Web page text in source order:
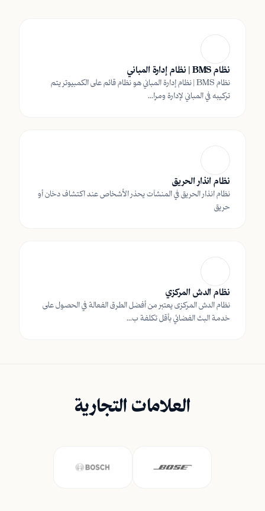
نظام BMS | نظام إدارة المباني
نظام BMS | نظام إدارة المباني هو نظام قائم على الكمبيوتر يتم
تركيبه في المباني لإدارة ومرا...
نظام انذار الحريق
نظام انذار الحريق في المنشآت يحذر الأشخاص عند اكتشاف دخان أو
حريق
نظام الدش المركزي
نظام الدش المركزى يعتبر من أفضل الطرق الفعالة في الحصول على
خدمة البث الفضائي بأقل تكلفة ب...
العلامات التجارية